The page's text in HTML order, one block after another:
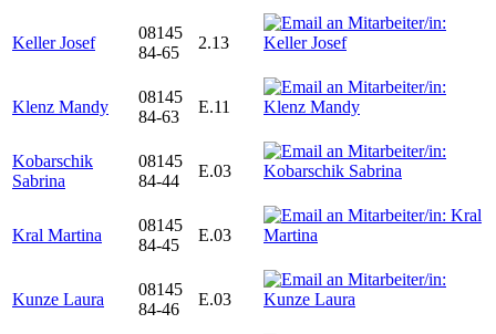
Keller Josef
08145
84-65
2.13
Klenz Mandy
08145
84-63
E.11
Kobarschik
Sabrina
08145
84-44
E.03
Kral Martina
08145
84-45
E.03
Kunze Laura
08145
84-46
E.03